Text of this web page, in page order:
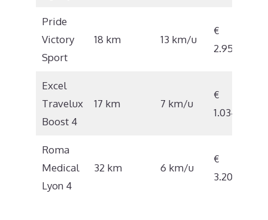
Pride
Victory
Sport
18 km 13 km/u
€
2.958
Excel
Travelux
Boost 4
17 km 7 km/u
€
1.034
Roma
Medical
Lyon 4
32 km 6 km/u
€
3.200